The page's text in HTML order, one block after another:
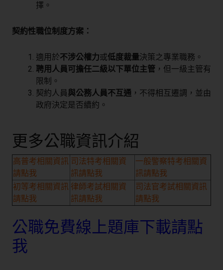
擇。
契約性職位制度方案：
適用於不涉公權力或低度裁量決策之專業職務。
聘用人員可擔任二級以下單位主管 ，但一級主管有
限制。
契約人員與公務人員不互通 ，不得相互遷調，並由
政府決定是否續約。
更多公職資訊介紹
高普考相關資訊
請點我
司法特考相關資
訊請點我
一般警察特考相關資
訊請點我
初等考相關資訊
請點我
律師考試相關資
訊請點我
司法官考試相關資訊
請點我
公職免費線上題庫下載請點
我